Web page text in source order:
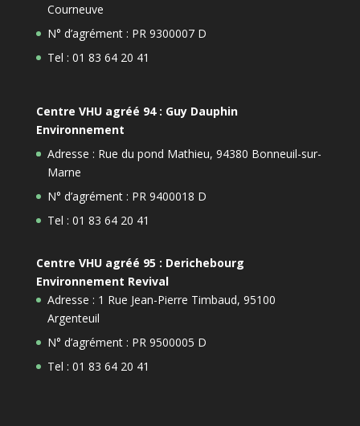
Courneuve
N° d’agrément : PR 9300007 D
Tel : 01 83 64 20 41
Centre VHU agréé 94 : Guy Dauphin
Environnement
Adresse : Rue du pond Mathieu, 94380 Bonneuil-sur-
Marne
N° d’agrément : PR 9400018 D
Tel : 01 83 64 20 41
Centre VHU agréé 95 : Derichebourg
Environnement Revival
Adresse : 1 Rue Jean-Pierre Timbaud, 95100
Argenteuil
N° d’agrément : PR 9500005 D
Tel : 01 83 64 20 41